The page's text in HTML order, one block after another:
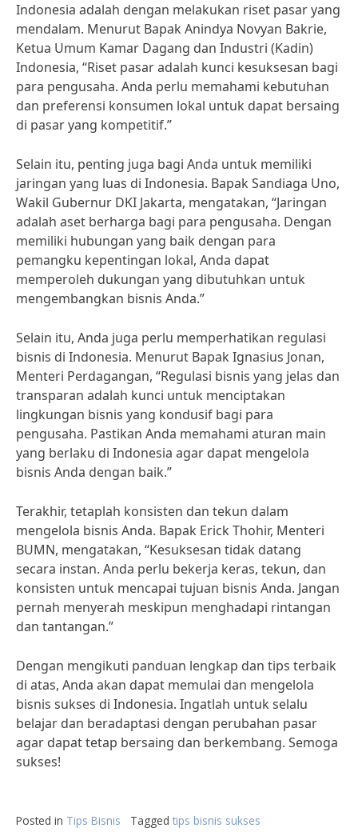
Indonesia adalah dengan melakukan riset pasar yang
mendalam. Menurut Bapak Anindya Novyan Bakrie,
Ketua Umum Kamar Dagang dan Industri (Kadin)
Indonesia, “Riset pasar adalah kunci kesuksesan bagi
para pengusaha. Anda perlu memahami kebutuhan
dan preferensi konsumen lokal untuk dapat bersaing
di pasar yang kompetitif.”
Selain itu, penting juga bagi Anda untuk memiliki
jaringan yang luas di Indonesia. Bapak Sandiaga Uno,
Wakil Gubernur DKI Jakarta, mengatakan, “Jaringan
adalah aset berharga bagi para pengusaha. Dengan
memiliki hubungan yang baik dengan para
pemangku kepentingan lokal, Anda dapat
memperoleh dukungan yang dibutuhkan untuk
mengembangkan bisnis Anda.”
Selain itu, Anda juga perlu memperhatikan regulasi
bisnis di Indonesia. Menurut Bapak Ignasius Jonan,
Menteri Perdagangan, “Regulasi bisnis yang jelas dan
transparan adalah kunci untuk menciptakan
lingkungan bisnis yang kondusif bagi para
pengusaha. Pastikan Anda memahami aturan main
yang berlaku di Indonesia agar dapat mengelola
bisnis Anda dengan baik.”
Terakhir, tetaplah konsisten dan tekun dalam
mengelola bisnis Anda. Bapak Erick Thohir, Menteri
BUMN, mengatakan, “Kesuksesan tidak datang
secara instan. Anda perlu bekerja keras, tekun, dan
konsisten untuk mencapai tujuan bisnis Anda. Jangan
pernah menyerah meskipun menghadapi rintangan
dan tantangan.”
Dengan mengikuti panduan lengkap dan tips terbaik
di atas, Anda akan dapat memulai dan mengelola
bisnis sukses di Indonesia. Ingatlah untuk selalu
belajar dan beradaptasi dengan perubahan pasar
agar dapat tetap bersaing dan berkembang. Semoga
sukses!
Posted in Tips Bisnis Tagged tips bisnis sukses